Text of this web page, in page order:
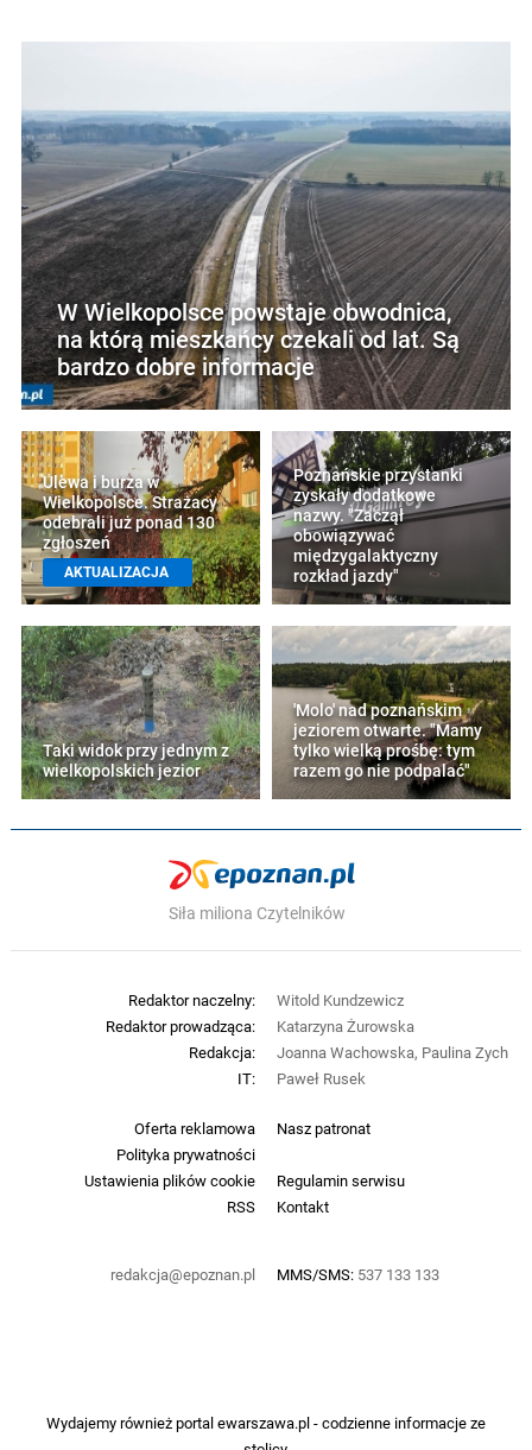
W Wielkopolsce powstaje obwodnica,
na którą mieszkańcy czekali od lat. Są
bardzo dobre informacje
Ulewa i burza w
Wielkopolsce. Strażacy
odebrali już ponad 130
zgłoszeń
AKTUALIZACJA
Poznańskie przystanki
zyskały dodatkowe
nazwy. "Zaczął
obowiązywać
międzygalaktyczny
rozkład jazdy"
Taki widok przy jednym z
wielkopolskich jezior
'Molo' nad poznańskim
jeziorem otwarte. "Mamy
tylko wielką prośbę: tym
razem go nie podpalać"
Siła miliona Czytelników
Oferta reklamowa
Nasz patronat
Polityka prywatności
Ustawienia plików cookie
Regulamin serwisu
RSS
Kontakt
redakcja@epoznan.pl MMS/SMS: 537 133 133
Redaktor naczelny:
Witold Kundzewicz
Redaktor prowadząca:
Katarzyna Żurowska
Redakcja:
Joanna Wachowska, Paulina Zych
IT:
Paweł Rusek
Wydajemy również portalewarszawa.pl- codzienne informacje ze